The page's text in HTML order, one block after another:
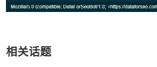
相关话题